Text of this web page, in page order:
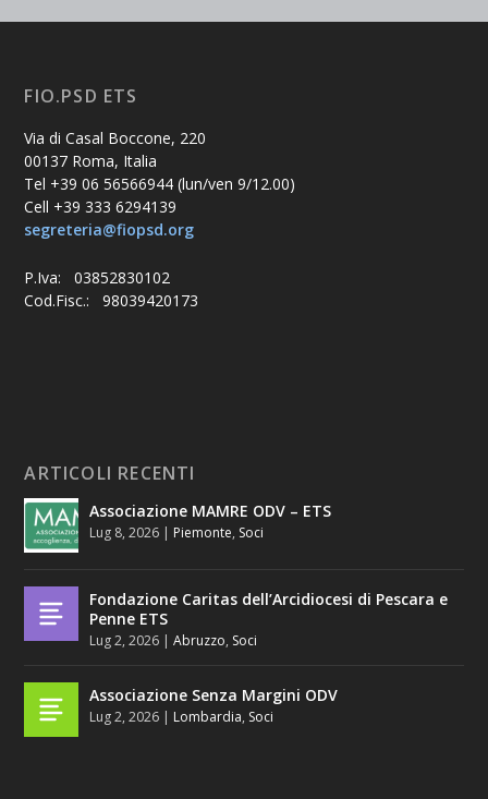
FIO.PSD ETS
Via di Casal Boccone, 220
00137 Roma, Italia
Tel +39 06 56566944 (lun/ven 9/12.00)
Cell +39 333 6294139
segreteria@fiopsd.org
P.Iva: 03852830102
Cod.Fisc.: 98039420173
ARTICOLI RECENTI
Associazione MAMRE ODV – ETS
Lug 8, 2026 | Piemonte, Soci
Fondazione Caritas dell’Arcidiocesi di Pescara e
Penne ETS
Lug 2, 2026 |Abruzzo, Soci
Associazione Senza Margini ODV
Lug 2, 2026 | Lombardia, Soci